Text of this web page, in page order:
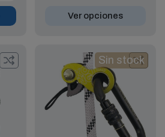
Ver opciones
Sin stock